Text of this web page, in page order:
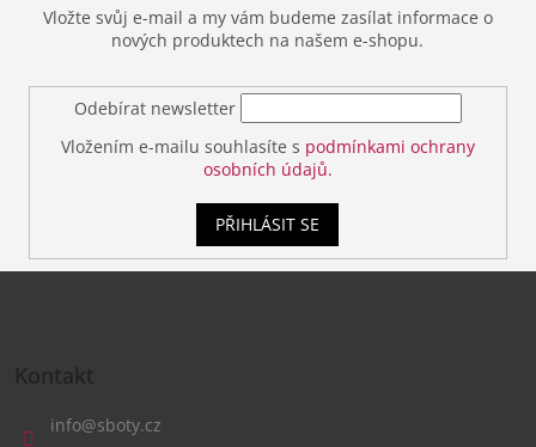
Vložte svůj e-mail a my vám budeme zasílat informace o
nových produktech na našem e-shopu.
Odebírat newsletter
Vložením e-mailu souhlasíte s podmínkami ochrany
osobních údajů.
PŘIHLÁSIT SE
Kontakt
info@sboty.cz